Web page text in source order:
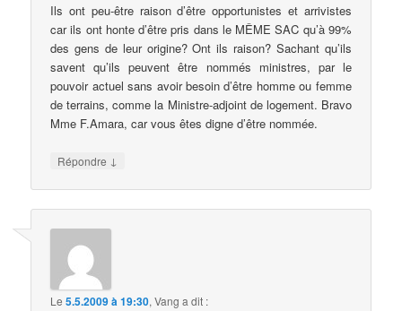
Ils ont peu-être raison d’être opportunistes et arrivistes
car ils ont honte d’être pris dans le MÊME SAC qu’à 99%
des gens de leur origine? Ont ils raison? Sachant qu’ils
savent qu’ils peuvent être nommés ministres, par le
pouvoir actuel sans avoir besoin d’être homme ou femme
de terrains, comme la Ministre-adjoint de logement. Bravo
Mme F.Amara, car vous êtes digne d’être nommée.
Répondre ↓
Le5.5.2009 à 19:30,Vang a dit :